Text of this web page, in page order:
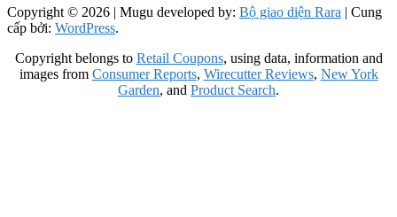
Copyright © 2026 | Mugu developed by: Bộ giao diện Rara | Cung
cấp bởi: WordPress.
Copyright belongs to Retail Coupons, using data, information and
images from Consumer Reports, Wirecutter Reviews, New York
Garden, and Product Search.